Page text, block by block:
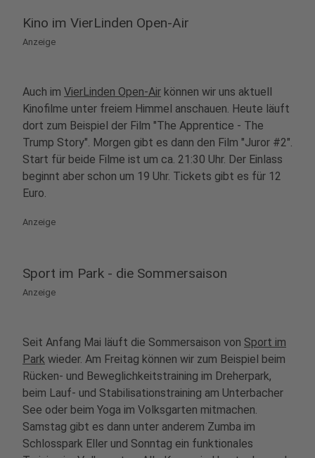
Kino im VierLinden Open-Air
Anzeige
Auch im VierLinden Open-Air können wir uns aktuell
Kinofilme unter freiem Himmel anschauen. Heute läuft
dort zum Beispiel der Film "The Apprentice - The
Trump Story". Morgen gibt es dann den Film "Juror #2".
Start für beide Filme ist um ca. 21:30 Uhr. Der Einlass
beginnt aber schon um 19 Uhr. Tickets gibt es für 12
Euro.
Anzeige
Sport im Park - die Sommersaison
Anzeige
Seit Anfang Mai läuft die Sommersaison von Sport im
Park wieder. Am Freitag können wir zum Beispiel beim
Rücken- und Beweglichkeitstraining im Dreherpark,
beim Lauf- und Stabilisationstraining am Unterbacher
See oder beim Yoga im Volksgarten mitmachen.
Samstag gibt es dann unter anderem Zumba im
Schlosspark Eller und Sonntag ein funktionales